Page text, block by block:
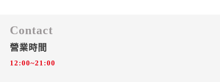
Contact
營業時間
12:00~21:00